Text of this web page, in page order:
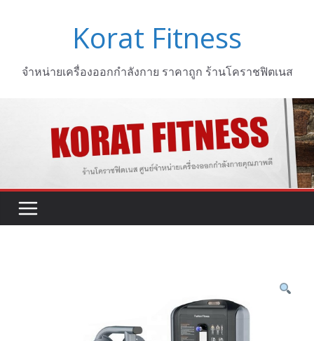
Korat Fitness
จำหน่ายเครื่องออกกำลังกาย ราคาถูก ร้านโคราชฟิตเนส